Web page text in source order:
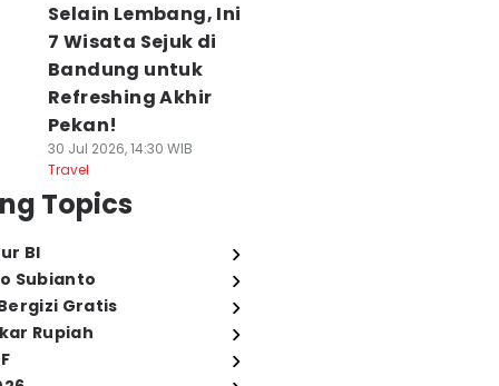
Selain Lembang, Ini
7 Wisata Sejuk di
Bandung untuk
Refreshing Akhir
Pekan!
30 Jul 2026, 14:30 WIB
Travel
Topics
BI
Subianto
Gratis
Rupiah